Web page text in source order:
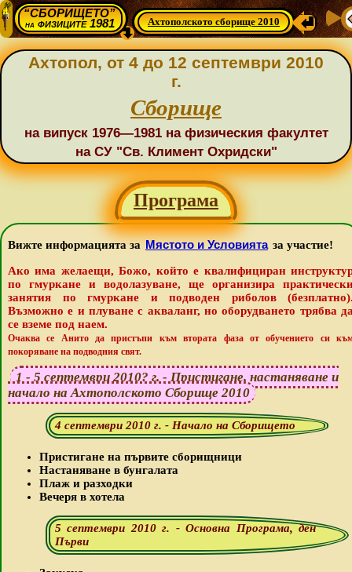
“СБОРИЩЕТО”
нафизиците 1981 Ахтополското сборище 2010
Ахтопол, от 4 до 12 септември 2010
г.
Сборище
на випуск 1976—1981 на физическия факултет
на СУ "Св. Климент Охридски"
Програма
Вижте информацията заМястото и Условията за участие!
Ако има желаещи, Божо, който е квалифициран
по гмуркане и водолазуване, ще организира
занятия по гмуркане и подводен риболов
Възможно е и плуване с акваланг, но оборудването трябва
се вземе под наем.
Очаква се Анито да пристъпи към втората фаза от обучението си
покоряване на подводния свят.
1 - 5 септември 2010? г. - Пристигане, настаняване и
начало на Ахтополското Сборище 2010
4 септември 2010 г. - Начало на Сборището
Пристигане на първите сборищници
Настаняване в бунгалата
Плаж и разходки
Вечеря в хотела
5 септември 2010 г. - Основна Програма, ден
Първи